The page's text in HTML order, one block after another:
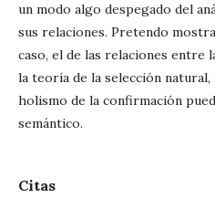
un modo algo despegado del
sus relaciones. Pretendo
caso, el de las relaciones entre
la teoría de la selección
holismo de la confirmación
semántico.
Citas